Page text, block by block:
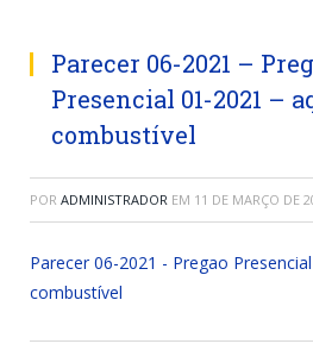
Parecer 06-2021 –
Presencial 01-2021 –
combustível
POR ADMINISTRADOR EM 11 DE MARÇO DE
Parecer 06-2021 - Pregao
combustível